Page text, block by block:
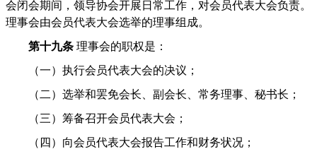
会闭会期间，领导协会开展日常工作，对会员代表大会负责。
理事会由会员代表大会选举的理事组成。
第十九条 理事会的职权是：
（一）执行会员代表大会的决议；
（二）选举和罢免会长、副会长、常务理事、秘书长；
（三）筹备召开会员代表大会；
（四）向会员代表大会报告工作和财务状况；